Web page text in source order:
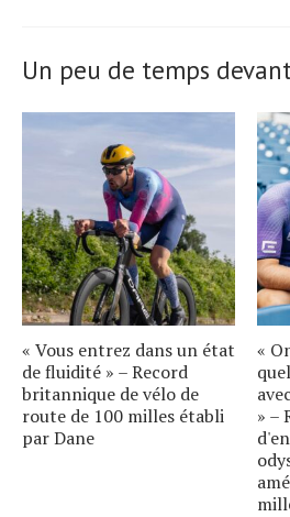
Un peu de temps
« Vous entrez dans un état
de fluidité » – Record
britannique de vélo de
route de 100 milles établi
par Dane
«
» –